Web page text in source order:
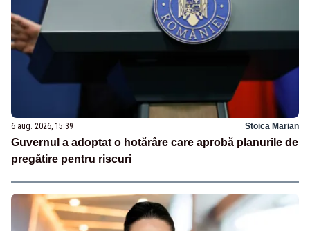
6 aug. 2026, 15:39 Stoica Marian
Guvernul a adoptat o hotărâre care aprobă planurile de
pregătire pentru riscuri